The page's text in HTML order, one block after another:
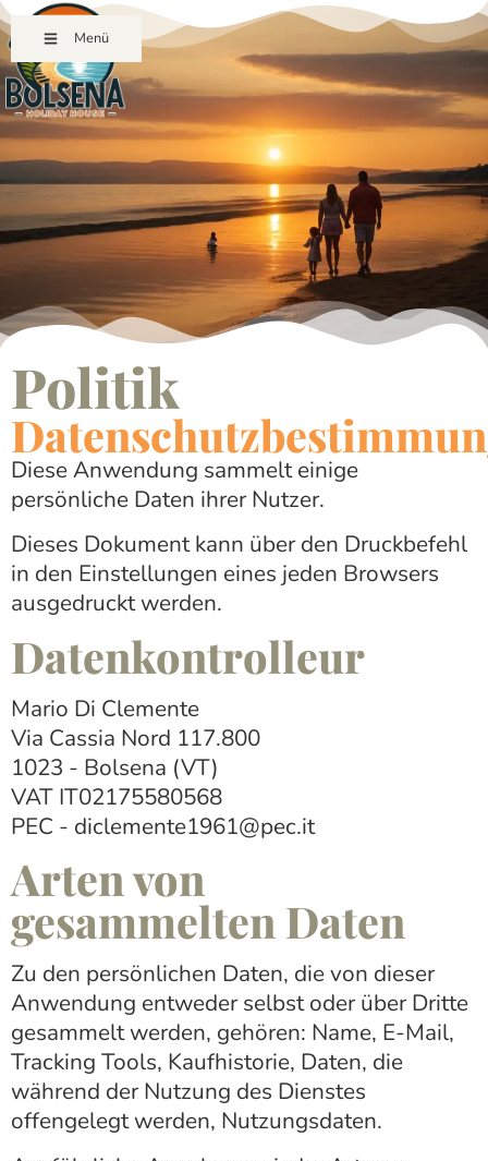
Menü
Politik
Diese Anwendung sammelt einige
persönliche Daten ihrer Nutzer.
Dieses Dokument kann über den Druckbefehl
in den Einstellungen eines jeden Browsers
ausgedruckt werden.
Datenkontrolleur
Mario Di Clemente
Via Cassia Nord 117.800
1023 - Bolsena (VT)
VAT IT02175580568
PEC - diclemente1961@pec.it
Arten von
gesammelten Daten
Zu den persönlichen Daten, die von dieser
Anwendung entweder selbst oder über Dritte
gesammelt werden, gehören: Name, E-Mail,
Tracking Tools, Kaufhistorie, Daten, die
während der Nutzung des Dienstes
offengelegt werden, Nutzungsdaten.